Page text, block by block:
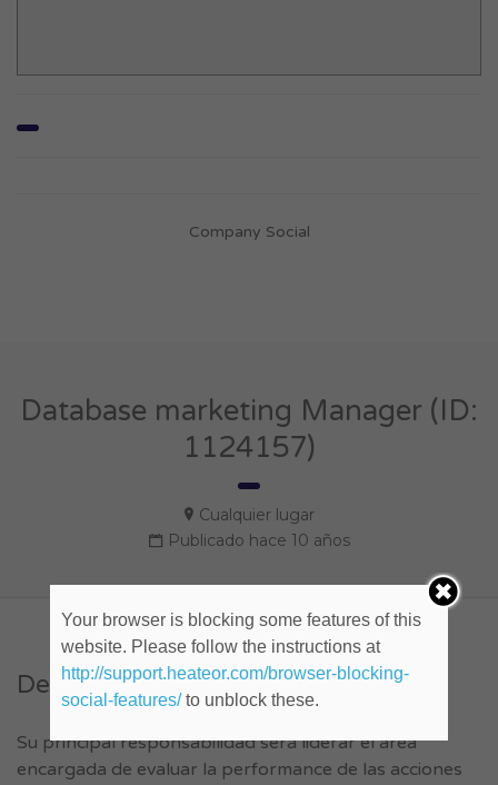
Company Social
Database marketing Manager (ID:
1124157)
Cualquier lugar
Publicado hace 10 años
Descripción del empleo.
Su principal responsabilidad será liderar el área
encargada de evaluar la performance de las acciones
Your browser is blocking some features of this
website. Please follow the instructions at
http://support.heateor.com/browser-blocking-
social-features/to unblock these.